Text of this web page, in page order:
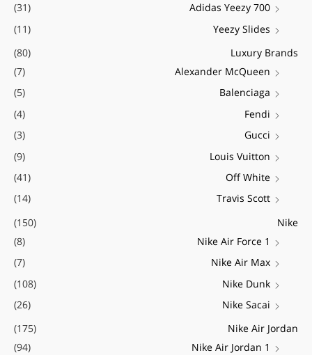
Adidas Yeezy 700
(31)
Yeezy Slides
(11)
Luxury Brands
(80)
Alexander McQueen
(7)
Balenciaga
(5)
Fendi
(4)
Gucci
(3)
Louis Vuitton
(9)
Off White
(41)
Travis Scott
(14)
Nike
(150)
Nike Air Force 1
(8)
Nike Air Max
(7)
Nike Dunk
(108)
Nike Sacai
(26)
Nike Air Jordan
(175)
Nike Air Jordan 1
(94)